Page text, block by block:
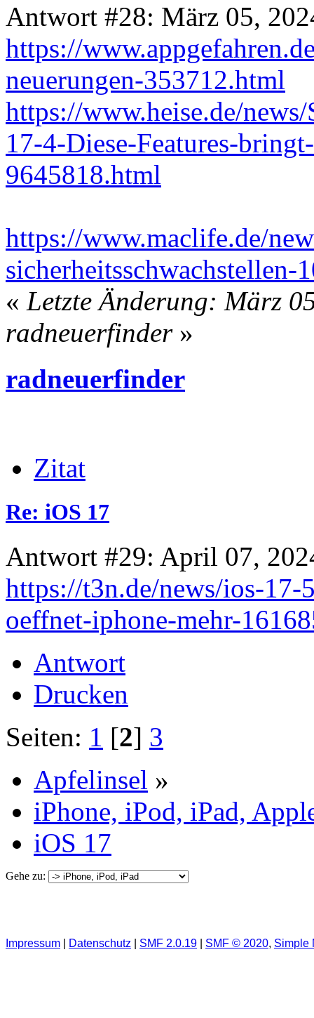
Antwort #28: März 05,
https://
neuerungen-353712.html
https://www.heise.de/
17-4-Diese-Features-
9645818.html
https://www.maclife.de/
sicherheitsschwachstellen-
« Letzte Änderung: März
radneuerfinder»
radneuerfinder
Zitat
Re: iOS 17
Antwort #29: April 07,
https://t3n.de/news/ios-17-
oeffnet-iphone-mehr-
Antwort
Drucken
Seiten: 1 [2] 3
Apfelinsel »
iPhone, iPod, iPad,
iOS 17
Gehe zu:
Impressum Datenschutz SMF 2.0.19 SMF © 2020, Simple